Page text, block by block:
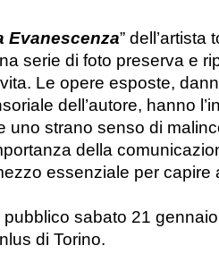
Evanescenza” dell’artista
serie di foto preserva e
Le opere esposte,
dell’autore, hanno
uno strano senso di
della
essenziale per capire
pubblico sabato 21
di Torino.